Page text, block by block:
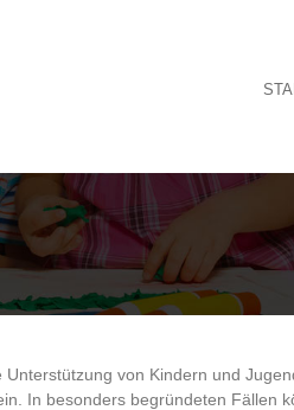
von Kindern und
In besonders begründeten Fällen